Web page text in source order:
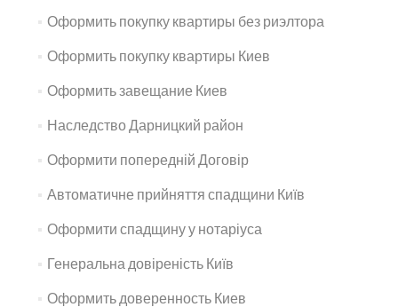
Оформить покупку квартиры без риэлтора
Оформить покупку квартиры Киев
Оформить завещание Киев
Наследство Дарницкий район
Оформити попередній Договір
Автоматичне прийняття спадщини Київ
Оформити спадщину у нотаріуса
Генеральна довіреність Київ
Оформить доверенность Киев